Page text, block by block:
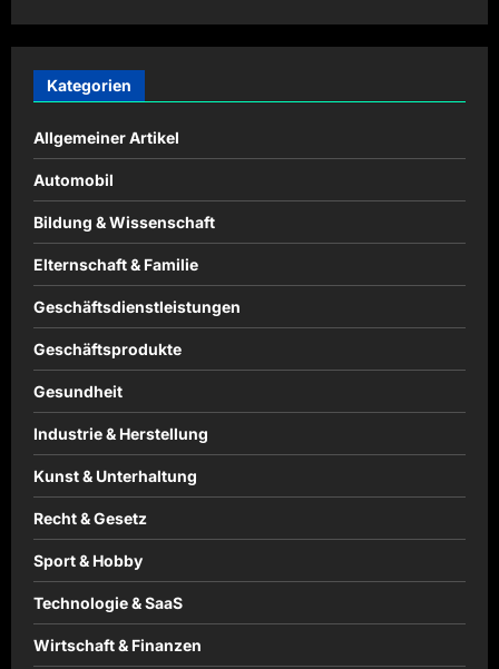
Kategorien
Allgemeiner Artikel
Automobil
Bildung & Wissenschaft
Elternschaft & Familie
Geschäftsdienstleistungen
Geschäftsprodukte
Gesundheit
Industrie & Herstellung
Kunst & Unterhaltung
Recht & Gesetz
Sport & Hobby
Technologie & SaaS
Wirtschaft & Finanzen